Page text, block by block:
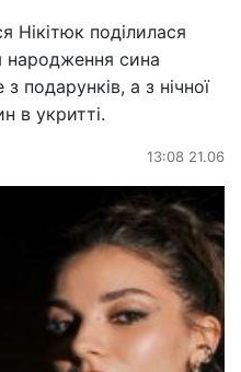
Нікітюк поділилася
сина
подарунків, а з нічної
в укритті.
13:08 21.06